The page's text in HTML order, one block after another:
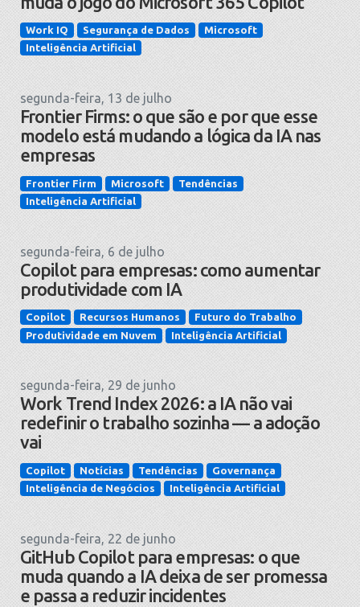
Work IQ Segurança de Dados
Microsoft
Inteligência Artificial
segunda-feira, 13 de julho
Frontier Firms: o que são e por que esse
modelo está mudando a lógica da IA nas
empresas
Frontier Firm Microsoft
Tendências
Inteligência Artificial
segunda-feira, 6 de julho
Copilot para empresas: como aumentar
produtividade com IA
Copilot Recursos Humanos
Futuro do Trabalho
Produtividade em Nuvem
Inteligência Artificial
segunda-feira, 29 de junho
Work Trend Index 2026: a IA não vai
redefinir o trabalho sozinha — a adoção
vai
Copilot Notícias Tendências
Governança
Inteligência de Negócios
Inteligência Artificial
segunda-feira, 22 de junho
GitHub Copilot para empresas: o que
muda quando a IA deixa de ser promessa
e passa a reduzir incidentes